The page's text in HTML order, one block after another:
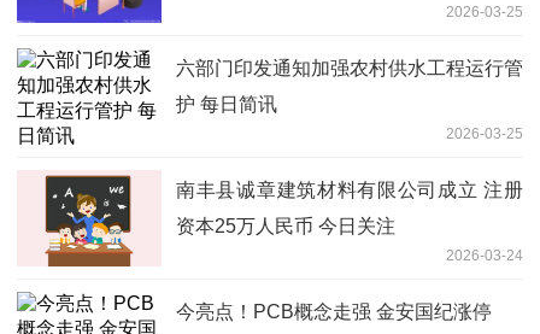
2026-03-25
六部门印发通知加强农村供水工程运行管
护 每日简讯
2026-03-25
南丰县诚章建筑材料有限公司成立 注册
资本25万人民币 今日关注
2026-03-24
今亮点！PCB概念走强 金安国纪涨停